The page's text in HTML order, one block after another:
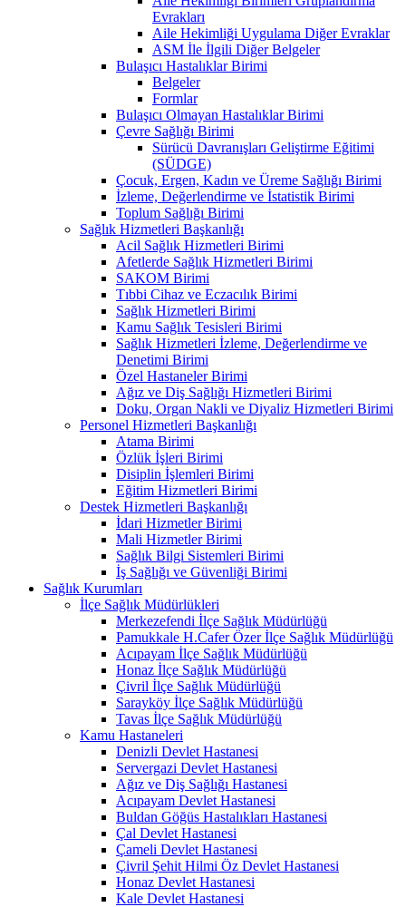
Evrakları
Aile Hekimliği Uygulama Diğer Evraklar
ASM İle İlgili Diğer Belgeler
Bulaşıcı Hastalıklar Birimi
Belgeler
Formlar
Bulaşıcı Olmayan Hastalıklar Birimi
Çevre Sağlığı Birimi
Sürücü Davranışları Geliştirme Eğitimi
(SÜDGE)
Çocuk, Ergen, Kadın ve Üreme Sağlığı Birimi
İzleme, Değerlendirme ve İstatistik Birimi
Toplum Sağlığı Birimi
Sağlık Hizmetleri Başkanlığı
Acil Sağlık Hizmetleri Birimi
Afetlerde Sağlık Hizmetleri Birimi
SAKOM Birimi
Tıbbi Cihaz ve Eczacılık Birimi
Sağlık Hizmetleri Birimi
Kamu Sağlık Tesisleri Birimi
Sağlık Hizmetleri İzleme, Değerlendirme ve
Denetimi Birimi
Özel Hastaneler Birimi
Ağız ve Diş Sağlığı Hizmetleri Birimi
Doku, Organ Nakli ve Diyaliz Hizmetleri Birimi
Personel Hizmetleri Başkanlığı
Atama Birimi
Özlük İşleri Birimi
Disiplin İşlemleri Birimi
Eğitim Hizmetleri Birimi
Destek Hizmetleri Başkanlığı
İdari Hizmetler Birimi
Mali Hizmetler Birimi
Sağlık Bilgi Sistemleri Birimi
İş Sağlığı ve Güvenliği Birimi
Sağlık Kurumları
İlçe Sağlık Müdürlükleri
Merkezefendi İlçe Sağlık Müdürlüğü
Pamukkale H.Cafer Özer İlçe Sağlık Müdürlüğü
Acıpayam İlçe Sağlık Müdürlüğü
Honaz İlçe Sağlık Müdürlüğü
Çivril İlçe Sağlık Müdürlüğü
Sarayköy İlçe Sağlık Müdürlüğü
Tavas İlçe Sağlık Müdürlüğü
Kamu Hastaneleri
Denizli Devlet Hastanesi
Servergazi Devlet Hastanesi
Ağız ve Diş Sağlığı Hastanesi
Acıpayam Devlet Hastanesi
Buldan Göğüs Hastalıkları Hastanesi
Çal Devlet Hastanesi
Çameli Devlet Hastanesi
Çivril Şehit Hilmi Öz Devlet Hastanesi
Honaz Devlet Hastanesi
Kale Devlet Hastanesi